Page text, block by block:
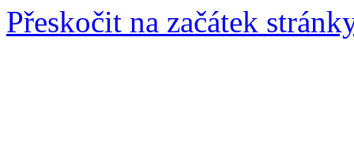
Přeskočit na začátek